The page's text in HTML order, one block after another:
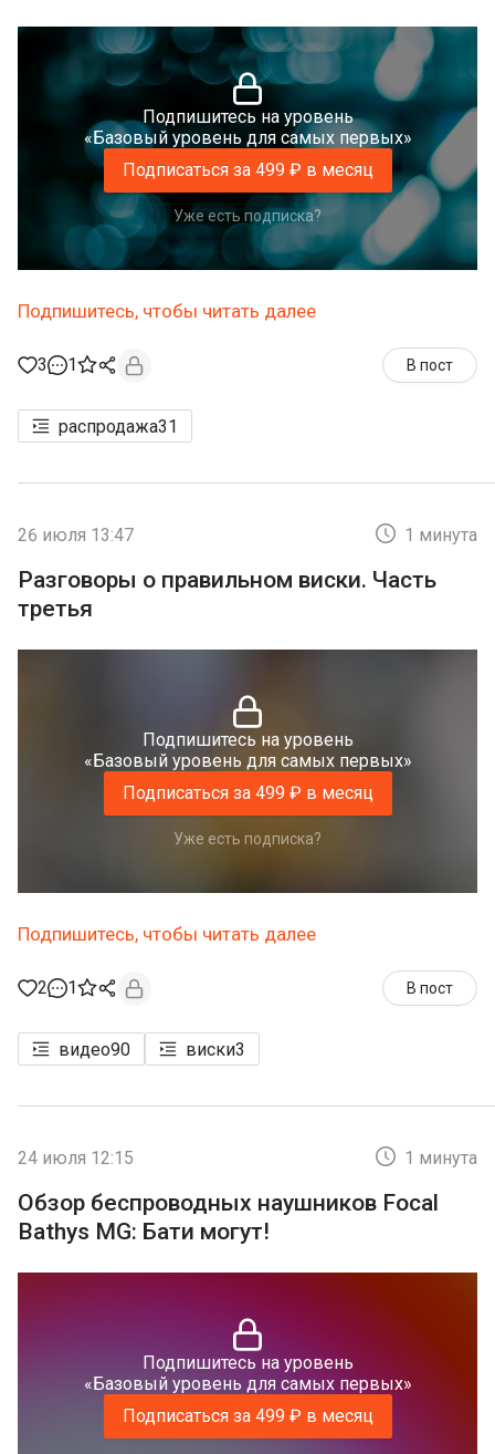
Подпишитесь на уровень
«Базовый уровень для самых первых»
Подписаться за 499 ₽ в месяц
Уже есть подписка?
Подпишитесь, чтобы читать далее
3 1 В пост
распродажа31
26 июля 13:47 1 минута
Разговоры о правильном виски. Часть
третья
Подпишитесь на уровень
«Базовый уровень для самых первых»
Подписаться за 499 ₽ в месяц
Уже есть подписка?
Подпишитесь, чтобы читать далее
2 1 В пост
видео90 виски3
24 июля 12:15 1 минута
Обзор беспроводных наушников Focal
Bathys MG: Бати могут!
Подпишитесь на уровень
«Базовый уровень для самых первых»
Подписаться за 499 ₽ в месяц